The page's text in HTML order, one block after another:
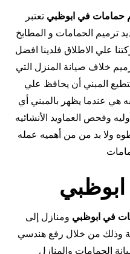
حمامات في ابوظبي تعتبر
ترميم الحمامات و المطابخ
علي الاطلاق فلدينا افضل
خلاف صيانة المنزل التي
المبني أن يحافظ علي
هي عندما يظهر بالمبني أي
وفحص العماويد الأنشائيه
ولا بد من من أهميه عمله
في ابوظبي ومنازل إلى
وذلك من خلال رفع هندسي
الحمامات والمنازل